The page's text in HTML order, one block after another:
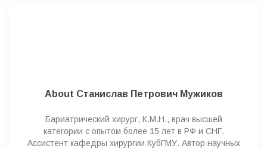
About Станислав Петрович Мужиков
Бариатрический хирург, К.М.Н., врач высшей
категории с опытом более 15 лет в РФ и СНГ.
Ассистент кафедры хирургии КубГМУ. Автор научных